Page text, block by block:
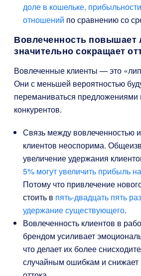
доле в кошельке,
отношений по сравнению со
Вовлеченность повышает
значительно сокращает
Вовлеченные клиенты — это
Они с меньшей вероятностью
переманиваться предложениями
конкурентов.
Связь между вовлеченностью
клиентов неоспорима.
увеличение удержания
5% могут увеличить прибыль
Потому что привлечение
стоить в пять-двадцать пять
удержание существующего.
Вовлеченность клиентов в
брендом усиливает
что делает их более
случайным ошибкам и снижает